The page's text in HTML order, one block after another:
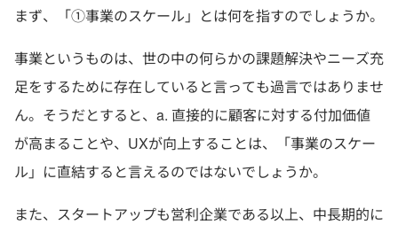
まず、「①事業のスケール」とは何を指すのでしょうか。
事業というものは、世の中の何らかの課題解決やニーズ充
足をするために存在していると言っても過言ではありませ
ん。そうだとすると、a. 直接的に顧客に対する付加価値
が高まることや、UXが向上することは、「事業のスケー
ル」に直結すると言えるのではないでしょうか。
また、スタートアップも営利企業である以上、中長期的に